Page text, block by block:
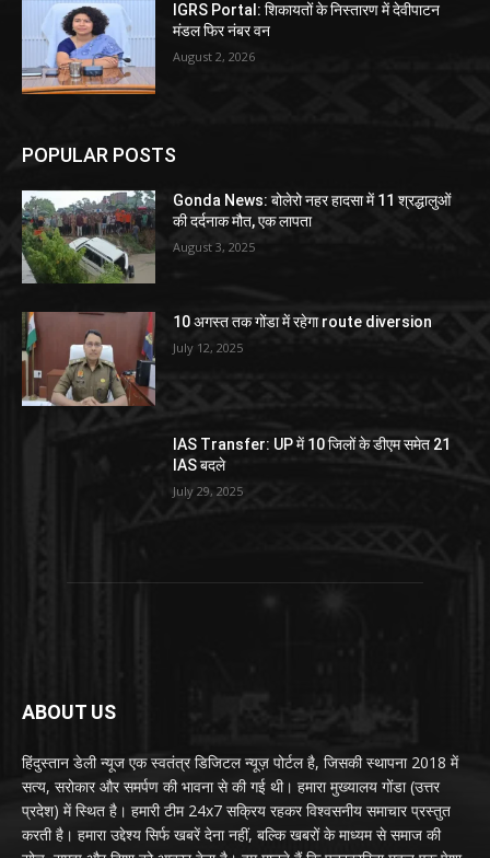
IGRS Portal: शिकायतों के निस्तारण में देवीपाटन
मंडल फिर नंबर वन
August 2, 2026
POPULAR POSTS
Gonda News: बोलेरो नहर हादसा में 11 श्रद्धालुओं
की दर्दनाक मौत, एक लापता
August 3, 2025
10 अगस्त तक गोंडा में रहेगा route diversion
July 12, 2025
IAS Transfer: UP में 10 जिलों के डीएम समेत 21
IAS बदले
July 29, 2025
ABOUT US
हिंदुस्तान डेली न्यूज एक स्वतंत्र डिजिटल न्यूज़ पोर्टल है, जिसकी स्थापना 2018 में
सत्य, सरोकार और समर्पण की भावना से की गई थी। हमारा मुख्यालय गोंडा (उत्तर
प्रदेश) में स्थित है। हमारी टीम 24x7 सक्रिय रहकर विश्वसनीय समाचार प्रस्तुत
करती है। हमारा उद्देश्य सिर्फ खबरें देना नहीं, बल्कि खबरों के माध्यम से समाज की